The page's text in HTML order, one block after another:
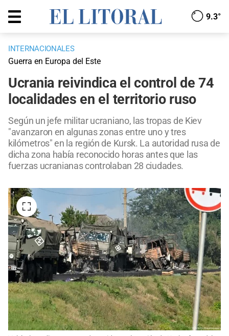
9.3°
INTERNACIONALES
Guerra en Europa del Este
Ucrania reivindica el control de 74
localidades en el territorio ruso
Según un jefe militar ucraniano, las tropas de Kiev
"avanzaron en algunas zonas entre uno y tres
kilómetros" en la región de Kursk. La autoridad rusa de
dicha zona había reconocido horas antes que las
fuerzas ucranianas controlaban 28 ciudades.